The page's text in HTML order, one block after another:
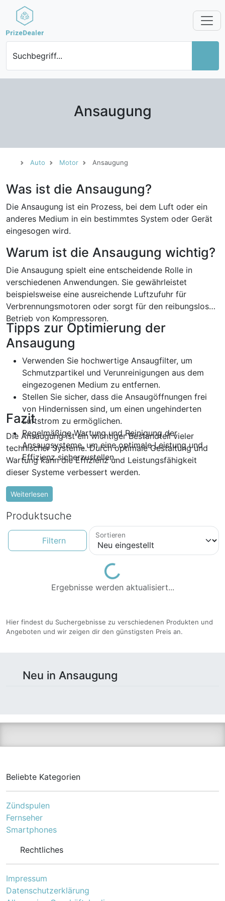
Suchbegriff...
Ansaugung
Auto Motor Ansaugung
Was ist die Ansaugung?
Die Ansaugung ist ein Prozess, bei dem Luft oder ein
anderes Medium in ein bestimmtes System oder Gerät
eingesogen wird.
Warum ist die Ansaugung wichtig?
Die Ansaugung spielt eine entscheidende Rolle in
verschiedenen Anwendungen. Sie gewährleistet
beispielsweise eine ausreichende Luftzufuhr für
Verbrennungsmotoren oder sorgt für den reibungslosen
Betrieb von Kompressoren.
Tipps zur Optimierung der
Ansaugung
Verwenden Sie hochwertige Ansaugfilter, um
Schmutzpartikel und Verunreinigungen aus dem
eingezogenen Medium zu entfernen.
Stellen Sie sicher, dass die Ansaugöffnungen frei
von Hindernissen sind, um einen ungehinderten
Luftstrom zu ermöglichen.
Regelmäßige Wartung und Reinigung der
Ansaugsysteme, um eine optimale Leistung und
Effizienz sicherzustellen.
Fazit
Die Ansaugung ist ein wichtiger Bestandteil vieler
technischer Systeme. Durch optimale Gestaltung und
Wartung kann die Effizienz und Leistungsfähigkeit
dieser Systeme verbessert werden.
Weiterlesen
Produktsuche
Filtern
Sortieren
Loading...
Ergebnisse werden aktualisiert...
Hier findest du Suchergebnisse zu verschiedenen Produkten und
Angeboten und wir zeigen dir den günstigsten Preis an.
Neu in Ansaugung
Beliebte Kategorien
Zündspulen
Fernseher
Smartphones
Rechtliches
Impressum
Datenschutzerklärung